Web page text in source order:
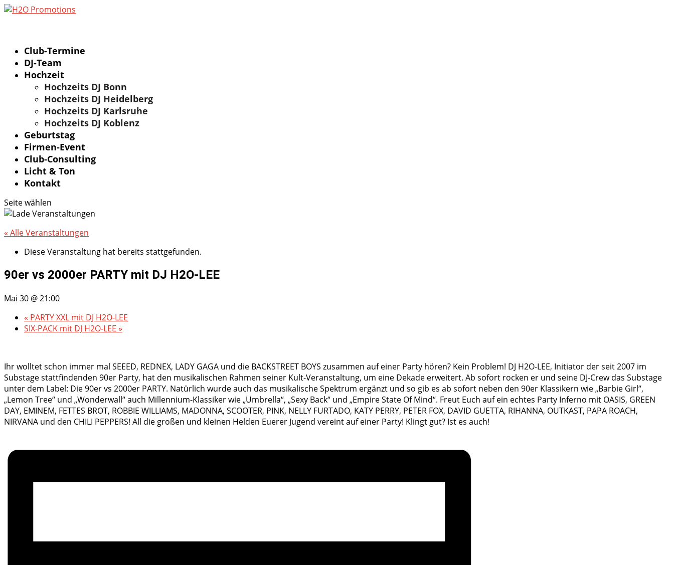
Club-Termine
DJ-Team
Hochzeit
Hochzeits DJ Bonn
Hochzeits DJ Heidelberg
Hochzeits DJ Karlsruhe
Hochzeits DJ Koblenz
Geburtstag
Firmen-Event
Club-Consulting
Licht & Ton
Kontakt
Seite wählen
« Alle Veranstaltungen
Diese Veranstaltung hat bereits stattgefunden.
90er vs 2000er PARTY mit DJ H2O-LEE
Mai 30 @ 21:00
« PARTY XXL mit DJ H2O-LEE
SIX-PACK mit DJ H2O-LEE »
Ihr wolltet schon immer mal SEEED, REDNEX, LADY GAGA und die BACKSTREET BOYS zusammen auf einer Party hören? Kein Problem! DJ H2O-LEE, Initiator der seit 2007 im
Substage stattfindenden 90er Party, hat den musikalischen Rahmen seiner Kult-Veranstaltung, um eine Dekade erweitert. Ab sofort rocken er und seine DJ-Crew das Substage
unter dem Label: Die 90er vs 2000er PARTY. Natürlich wurde auch das musikalische Spektrum ergänzt und so gib es ab sofort neben den 90er Klassikern wie „Barbie Girl“,
„Lemon Tree“ und „Wonderwall“ auch Millennium-Klassiker wie „Umbrella“, „Sexy Back“ und „Empire State Of Mind“. Freut Euch auf ein echtes Party Inferno mit OASIS, GREEN
DAY, EMINEM, FETTES BROT, ROBBIE WILLIAMS, MADONNA, SCOOTER, PINK, NELLY FURTADO, KATY PERRY, PETER FOX, DAVID GUETTA, RIHANNA, OUTKAST, PAPA ROACH,
NIRVANA und den CHILI PEPPERS! All die großen und kleinen Helden Euerer Jugend vereint auf einer Party! Klingt gut? Ist es auch!